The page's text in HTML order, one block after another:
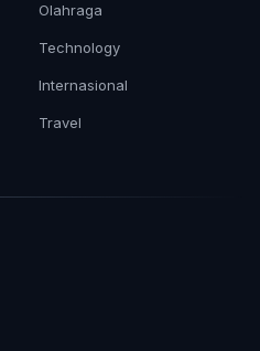
Olahraga
Technology
Internasional
Travel